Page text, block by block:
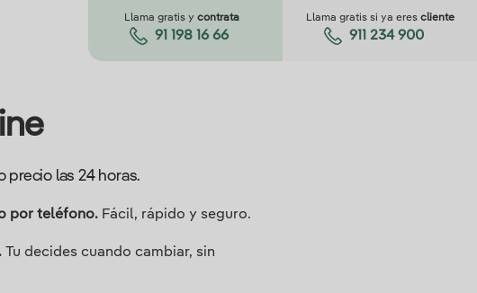
Llama gratis y contrata
91 198 16 66
Llama gratis si ya eres cliente
911 234 900
precio las 24 horas.
por teléfono.Fácil, rápido y seguro.
Tu decides cuando cambiar, sin